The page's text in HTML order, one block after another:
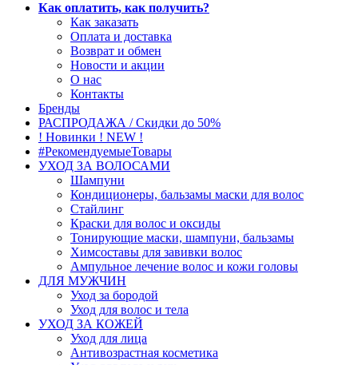
Как оплатить, как получить?
Как заказать
Оплата и доставка
Возврат и обмен
Новости и акции
О нас
Контакты
Бренды
РАСПРОДАЖА / Скидки до 50%
! Новинки ! NEW !
#РекомендуемыеТовары
УХОД ЗА ВОЛОСАМИ
Шампуни
Кондиционеры, бальзамы маски для волос
Стайлинг
Краски для волос и оксиды
Тонирующие маски, шампуни, бальзамы
Химсоставы для завивки волос
Ампульное лечение волос и кожи головы
ДЛЯ МУЖЧИН
Уход за бородой
Уход для волос и тела
УХОД ЗА КОЖЕЙ
Уход для лица
Антивозрастная косметика